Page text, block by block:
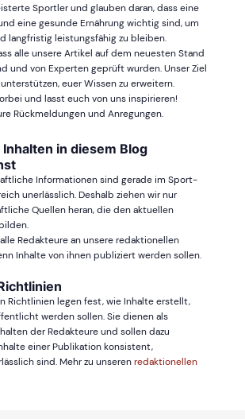
Sportler und glauben daran, dass eine
eine gesunde Ernährung wichtig sind, um
langfristig leistungsfähig zu bleiben.
alle unsere Artikel auf dem neuesten Stand
und von Experten geprüft wurden. Unser Ziel
euer Wissen zu erweitern.
und lasst euch von uns inspirieren!
Rückmeldungen und Anregungen.
in diesem Blog
Informationen sind gerade im Sport-
unerlässlich. Deshalb ziehen wir nur
Quellen heran, die den aktuellen
Redakteure an unsere redaktionellen
Inhalte von ihnen publiziert werden sollen.
Richtlinien legen fest, wie Inhalte erstellt,
werden sollen. Sie dienen als
der Redakteure und sollen dazu
einer Publikation konsistent,
sind. Mehr zu unserenredaktionellen